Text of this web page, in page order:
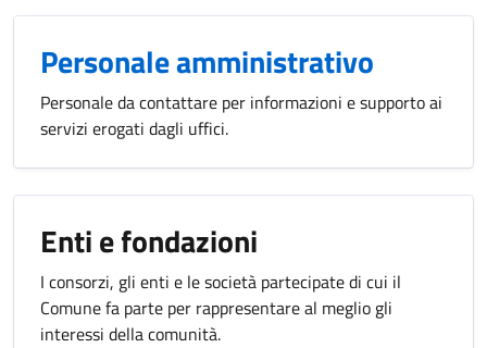
Personale amministrativo
Personale da contattare per informazioni e supporto ai
servizi erogati dagli uffici.
Enti e fondazioni
I consorzi, gli enti e le società partecipate di cui il
Comune fa parte per rappresentare al meglio gli
interessi della comunità.